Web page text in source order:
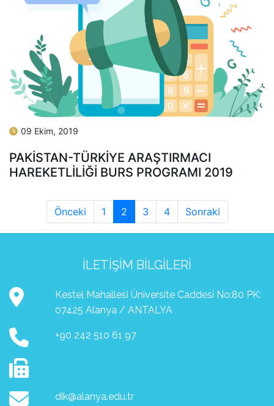
09 Ekim, 2019
PAKISTAN-TÜRKIYE ARAŞTIRMACI
HAREKETLILIĞI BURS PROGRAMI 2019
Önceki 1 2 3 4 Sonraki
İLETIŞIM BILGILERI
Kestel Mahallesi Üniversite Caddesi No:80 PK:
07425 Alanya / ANTALYA
+90 242 510 61 97
dik@alanya.edu.tr